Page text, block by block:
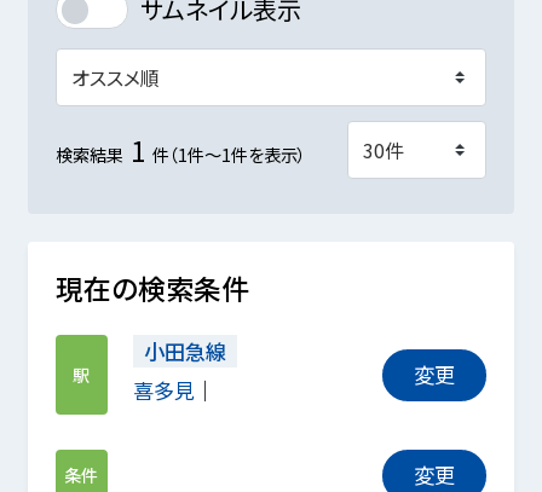
サムネイル表示
検索結果 1 件（1件～1件を表示）
現在の検索条件
駅
小田急線
喜多見
変更
条件 変更